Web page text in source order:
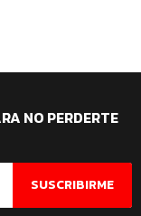
NO PERDERTE
SUSCRIBIRME